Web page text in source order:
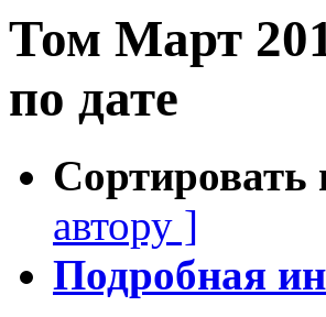
Том Март
по дате
Сортировать
автору ]
Подробная